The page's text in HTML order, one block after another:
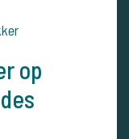
op